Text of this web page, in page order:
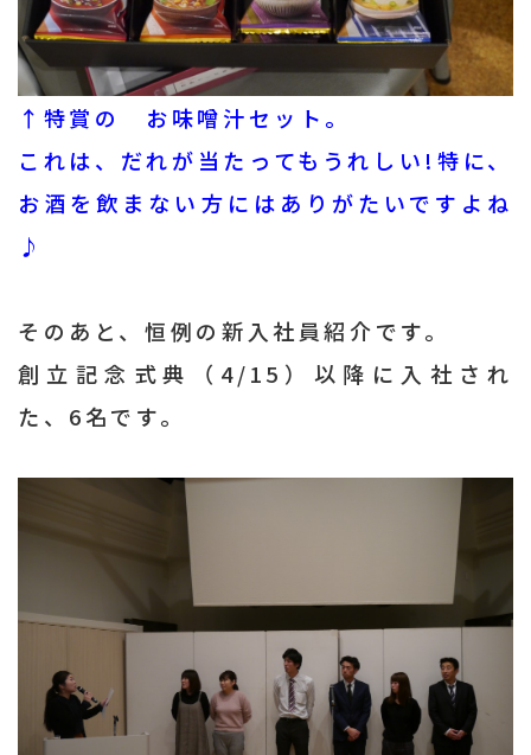
↑特賞の お味噌汁セット。
これは、だれが当たってもうれしい!特に、
お酒を飲まない方にはありがたいですよね
♪
そのあと、恒例の新入社員紹介です。
創立記念式典（4/15）以降に入社され
た、6名です。